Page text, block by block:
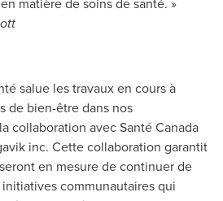
salue les travaux en cours à
de bien-être dans nos
collaboration avec Santé Canada
inc. Cette collaboration garantit
en mesure de continuer de
communautaires qui